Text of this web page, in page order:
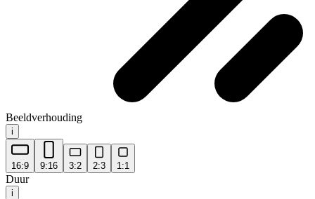
Beeldverhouding
i
16:9 9:16 3:2 2:3 1:1
Duur
i